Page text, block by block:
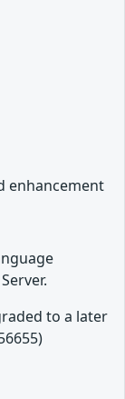
enhancement
to a later